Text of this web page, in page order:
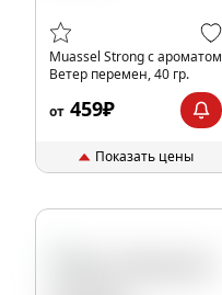
Muassel Strong с ароматом
Ветер перемен, 40 гр.
от 459₽
Показать цены